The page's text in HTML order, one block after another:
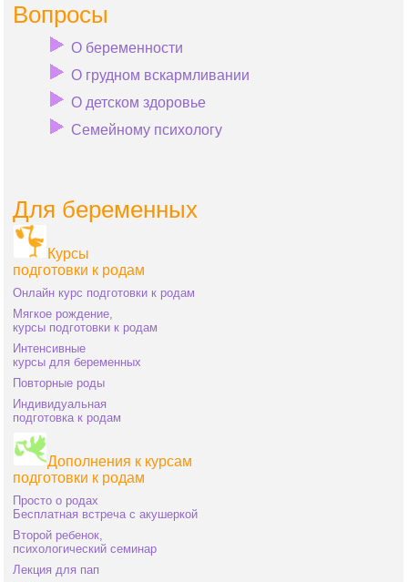
Вопросы
О беременности
О грудном вскармливании
О детском здоровье
Семейному психологу
Для беременных
Курсы
подготовки к родам
Онлайн курс подготовки к родам
Мягкое рождение,
курсы подготовки к родам
Интенсивные
курсы для беременных
Повторные роды
Индивидуальная
подготовка к родам
Дополнения к курсам
подготовки к родам
Просто о родах
Бесплатная встреча с акушеркой
Второй ребенок,
психологический семинар
Лекция для пап